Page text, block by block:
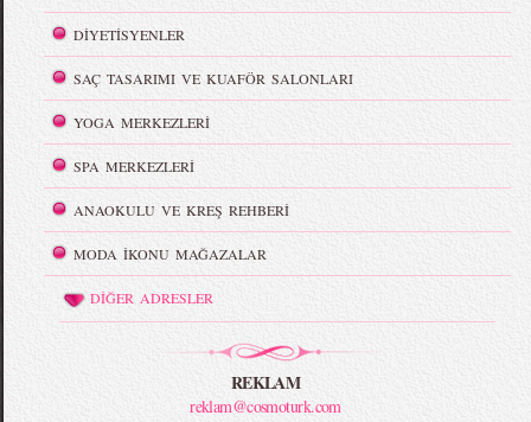
DİYETİSYENLER
SAÇ TASARIMI VE KUAFÖR SALONLARI
YOGA MERKEZLERİ
SPA MERKEZLERİ
ANAOKULU VE KREŞ REHBERİ
MODA İKONU MAĞAZALAR
DİĞER ADRESLER
REKLAM
reklam@cosmoturk.com